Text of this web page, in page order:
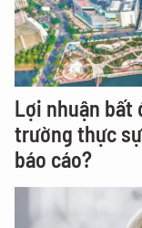
Lợi nhuận bất
trường thực
báo cáo?